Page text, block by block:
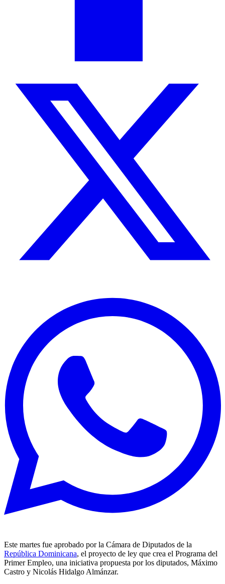
Este martes fue aprobado por la Cámara de Diputados de la
República Dominicana, el proyecto de ley que crea el Programa del
Primer Empleo, una iniciativa propuesta por los diputados, Máximo
Castro y Nicolás Hidalgo Almánzar.